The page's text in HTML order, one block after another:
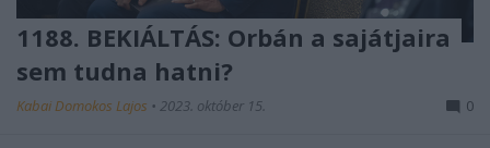
1188. BEKIÁLTÁS: Orbán a sajátjaira
sem tudna hatni?
Kabai Domokos Lajos • 2023. október 15. 0